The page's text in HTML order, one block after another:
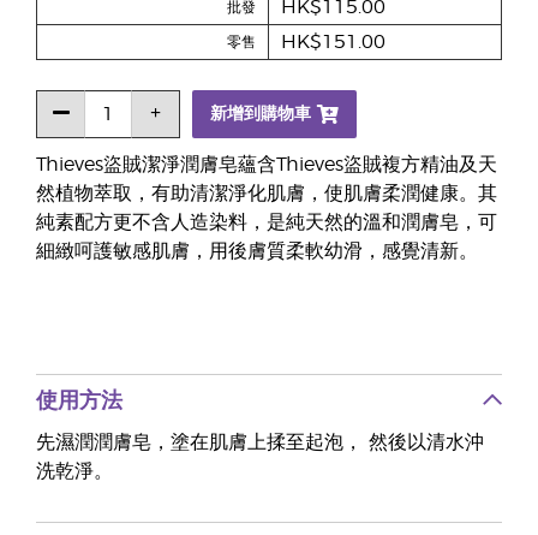
Thieves盜賊潔淨潤膚皂蘊含Thieves盜賊複方精油及天
然植物萃取，有助清潔淨化肌膚，使肌膚柔潤健康。其
純素配方更不含人造染料，是純天然的溫和潤膚皂，可
細緻呵護敏感肌膚，用後膚質柔軟幼滑，感覺清新。
批發 HK$115.00
零售 HK$151.00
新增到購物車
使用方法
先濕潤潤膚皂，塗在肌膚上揉至起泡， 然後以清水沖
洗乾淨。